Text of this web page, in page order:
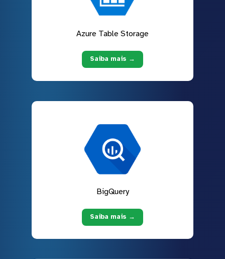
Azure Table Storage
Saiba mais →
BigQuery
Saiba mais →